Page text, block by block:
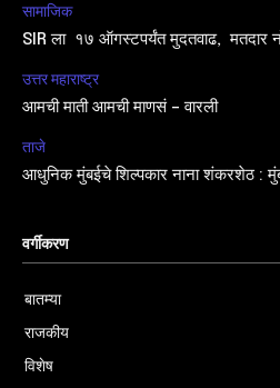
सामाजिक
SIR ला १७ ऑगस्टपर्यंत मुदतवाढ, मतदार
उत्तर महाराष्ट्र
आमची माती आमची माणसं – वारली
ताजे
आधुनिक मुंबईचे शिल्पकार नाना शंकरशेठ :
वर्गीकरण
बातम्या
राजकीय
विशेष